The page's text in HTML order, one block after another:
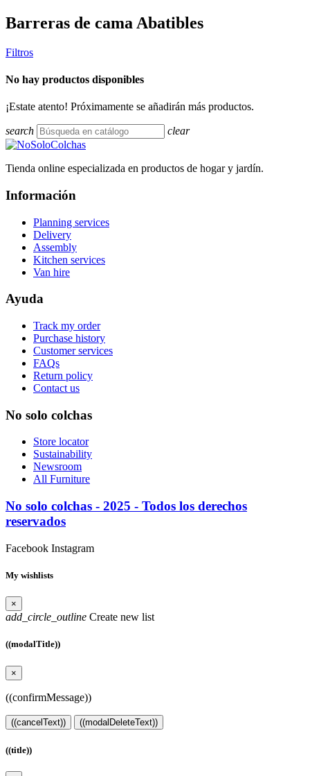
Barreras de cama Abatibles
Filtros
No hay productos disponibles
¡Estate atento! Próximamente se añadirán más productos.
search clear
Tienda online especializada en productos de hogar y jardín.
Información
Planning services
Delivery
Assembly
Kitchen services
Van hire
Ayuda
Track my order
Purchase history
Customer services
FAQs
Return policy
Contact us
No solo colchas
Store locator
Sustainability
Newsroom
All Furniture
No solo colchas - 2025 - Todos los derechos
reservados
Facebook Instagram
My wishlists
×
add_circle_outline Create new list
((modalTitle))
×
((confirmMessage))
((cancelText)) ((modalDeleteText))
((title))